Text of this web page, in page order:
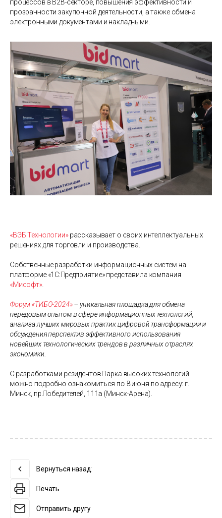
процессов в B2B-секторе, повышения эффективности и
прозрачности закупочной деятельности, а также обмена
электронными документами и накладными.
«ВЭБ Технологии»рассказывает о своих интеллектуальных
решениях для торговли и производства.
Собственные разработки информационных систем на
платформе «1С:Предприятие» представила компания
«Мисофт».
Форум «ТИБО-2024»– уникальная площадка для обмена
передовым опытом в сфере информационных технологий,
анализа лучших мировых практик цифровой трансформации и
обсуждения перспектив эффективного использования
новейших технологических трендов в различных отраслях
экономики.
С разработками резидентов Парка высоких технологий
можно подробно ознакомиться по 8 июня по адресу: г.
Минск, пр.Победителей, 111а (Минск-Арена).
Вернуться назад:
Печать
Отправить другу